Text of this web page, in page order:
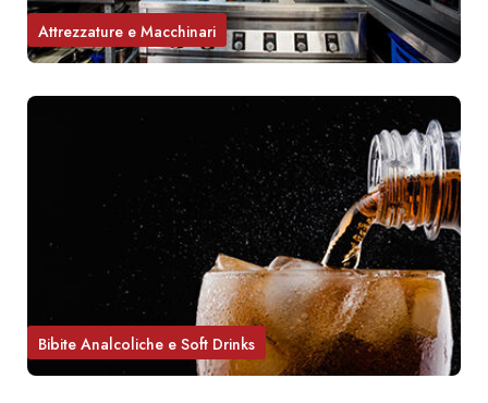
Attrezzature e Macchinari
Bibite Analcoliche e Soft Drinks